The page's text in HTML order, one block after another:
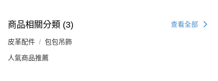
商品相關分類 (3) 查看全部
皮革配件 包包吊飾
人氣商品推薦